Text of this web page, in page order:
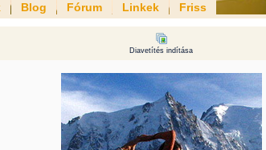
Blog Fórum Linkek Friss
Diavetítés indítása